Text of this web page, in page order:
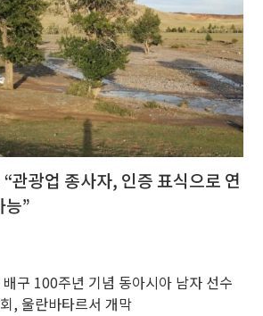
관광업 종사자, 인증 표식으로 연
능”
배구 100주년 기념 동아시아 남자 선수
, 울란바타르서 개막